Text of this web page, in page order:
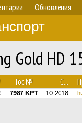
Обновления
Gold HD
Гос.№ С...
7987 KPT 10.2018